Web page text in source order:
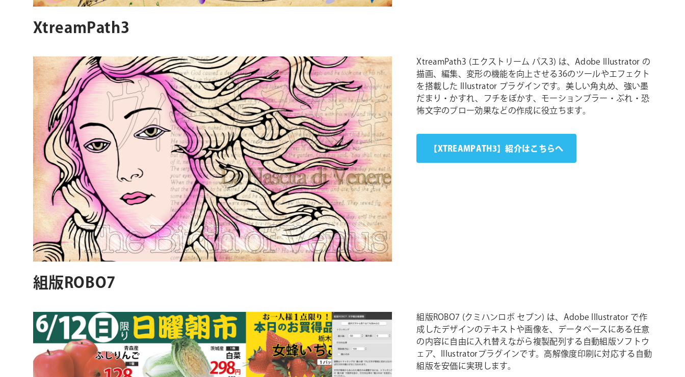
XtreamPath3
XtreamPath3 (エクストリーム パス3) は、Adobe Illustrator の
描画、編集、変形の機能を向上させる36のツールやエフェクト
を搭載した Illustrator プラグインです。美しい角丸め、強い墨
だまり・かすれ、フチをぼかす、モーションブラー・ぶれ・恐
怖文字のブロー効果などの作成に役立ちます。
【XTREAMPATH3】紹介はこちらへ
組版ROBO7
組版ROBO7 (クミハンロボ セブン) は、Adobe Illustrator で作
成したデザインのテキストや画像を、データベースにある任意
の内容に自由に入れ替えながら複製配列する自動組版ソフトウ
ェア、Illustratorプラグインです。高解像度印刷に対応する自動
組版を安価に実現します。